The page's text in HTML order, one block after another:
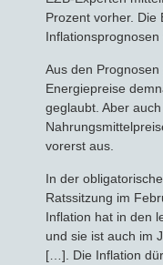
Prozent vorher. Die
Inflationsprognosen
Aus den
Energiepreise
geglaubt. Aber
vorerst aus.
In der
Ratssitzung im
Inflation hat in den
und sie ist auch im
[…]. Die Inflation